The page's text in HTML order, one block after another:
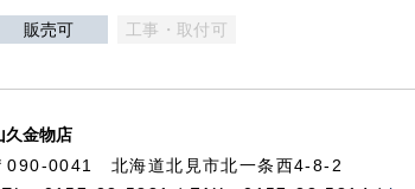
販売可 工事・取付可
久金物店
090-0041 北海道北見市北一条西4-8-2